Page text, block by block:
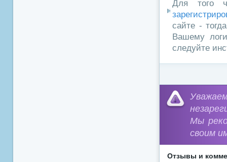
Для того
сайте -
Вашему
следуйте
Мы
своим
Отзывы и